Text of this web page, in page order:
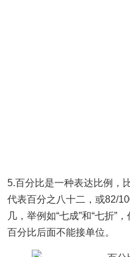
5.百分比是一种表达比例，
代表百分之八十二，或82/
几，举例如“七成”和“七折”
百分比后面不能接单位。